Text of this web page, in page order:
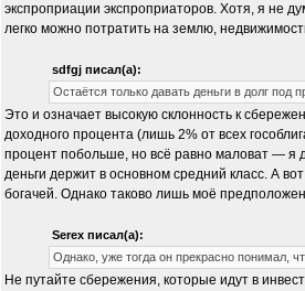
экспроприации экспроприаторов. Хотя, я не
легко можно потратить на землю,
sdfgj писал(а):
Остаётся только давать деньги в долг под
Это и означает высокую склонность к
доходного процента (лишь 2% от всех
процент побольше, но всё равно маловат — я
деньги держит в основном средний класс. А
богачей. Однако таково лишь моё
Serex писал(а):
Однако, уже тогда он прекрасно понимал,
Не путайте сбережения, которые идут в